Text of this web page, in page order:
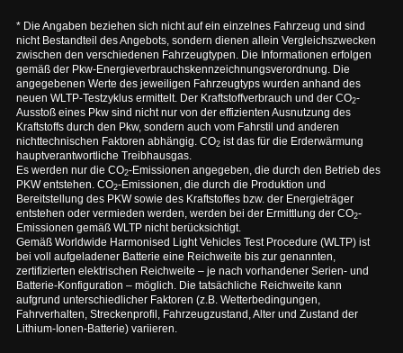
* Die Angaben beziehen sich nicht auf ein einzelnes Fahrzeug und sind
nicht Bestandteil des Angebots, sondern dienen allein Vergleichszwecken
zwischen den verschiedenen Fahrzeugtypen. Die Informationen erfolgen
gemäß der Pkw-Energieverbrauchskennzeichnungsverordnung. Die
angegebenen Werte des jeweiligen Fahrzeugtyps wurden anhand des
neuen WLTP-Testzyklus ermittelt. Der Kraftstoffverbrauch und der CO2-
Ausstoß eines Pkw sind nicht nur von der effizienten Ausnutzung des
Kraftstoffs durch den Pkw, sondern auch vom Fahrstil und anderen
nichttechnischen Faktoren abhängig. CO2ist das für die Erderwärmung
hauptverantwortliche Treibhausgas.
Es werden nur die CO2-Emissionen angegeben, die durch den Betrieb des
PKW entstehen. CO2-Emissionen, die durch die Produktion und
Bereitstellung des PKW sowie des Kraftstoffes bzw. der Energieträger
entstehen oder vermieden werden, werden bei der Ermittlung der CO2-
Emissionen gemäß WLTP nicht berücksichtigt.
Gemäß Worldwide Harmonised Light Vehicles Test Procedure (WLTP) ist
bei voll aufgeladener Batterie eine Reichweite bis zur genannten,
zertifizierten elektrischen Reichweite – je nach vorhandener Serien- und
Batterie-Konfiguration – möglich. Die tatsächliche Reichweite kann
aufgrund unterschiedlicher Faktoren (z.B. Wetterbedingungen,
Fahrverhalten, Streckenprofil, Fahrzeugzustand, Alter und Zustand der
Lithium-Ionen-Batterie) variieren.